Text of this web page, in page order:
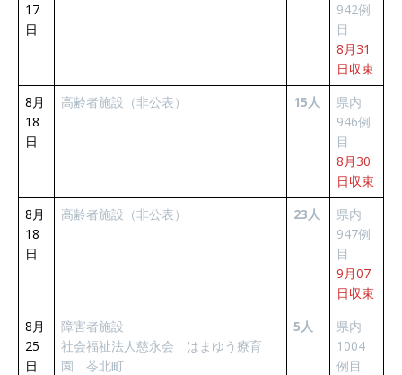
17
日
942例
目
8月31
日収束
8月
18
日
高齢者施設（非公表） 15人
県内
946例
目
8月30
日収束
8月
18
日
高齢者施設（非公表） 23人
県内
947例
目
9月07
日収束
8月
25
日
障害者施設
社会福祉法人慈永会 はまゆう療育
園 苓北町
5人
県内
1004
例目